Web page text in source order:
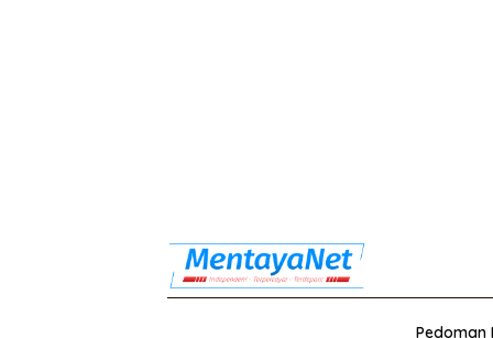
Pedoman